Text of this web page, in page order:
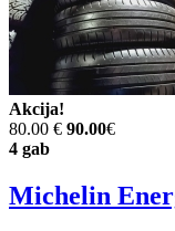
Akcija!
80.00 € 90.00€
4 gab
Michelin